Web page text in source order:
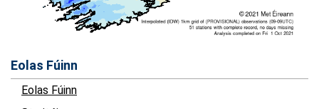
Eolas Fúinn
Eolas Fúinn